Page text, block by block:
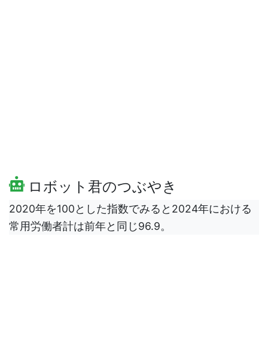
ロボット君のつぶやき
2020年を100とした指数でみると2024年における
常用労働者計は前年と同じ96.9。